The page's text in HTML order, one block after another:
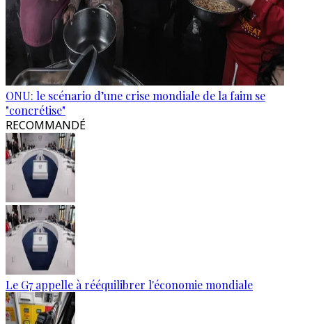
ONU: le scénario d’une crise mondiale de la faim se
"concrétise"
RECOMMANDÉ
Le G7 appelle à rééquilibrer l'économie mondiale